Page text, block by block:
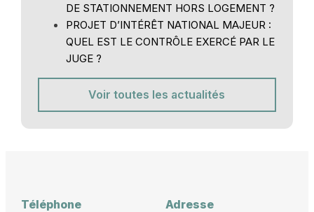
DE STATIONNEMENT HORS LOGEMENT ?
PROJET D’INTÉRÊT NATIONAL MAJEUR :
QUEL EST LE CONTRÔLE EXERCÉ PAR LE
JUGE ?
Voir toutes les actualités
Téléphone Adresse